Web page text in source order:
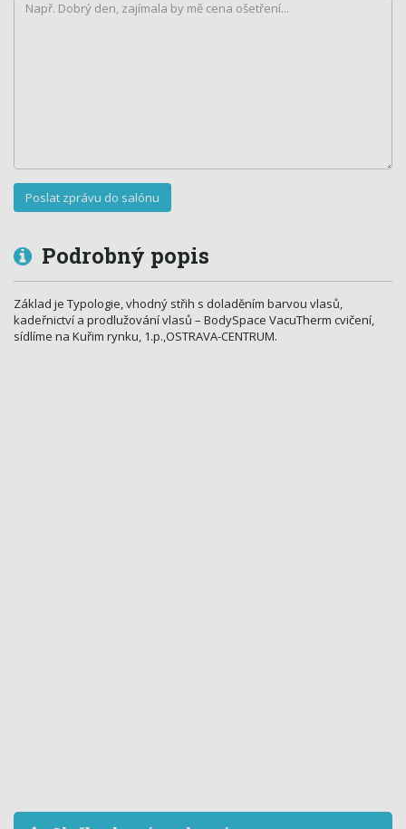
Podrobný popis
Základ je Typologie, vhodný střih s doladěním barvou vlasů,
kadeřnictví a prodlužování vlasů – BodySpace VacuTherm cvičení,
sídlíme na Kuřim rynku, 1.p.,OSTRAVA-CENTRUM.